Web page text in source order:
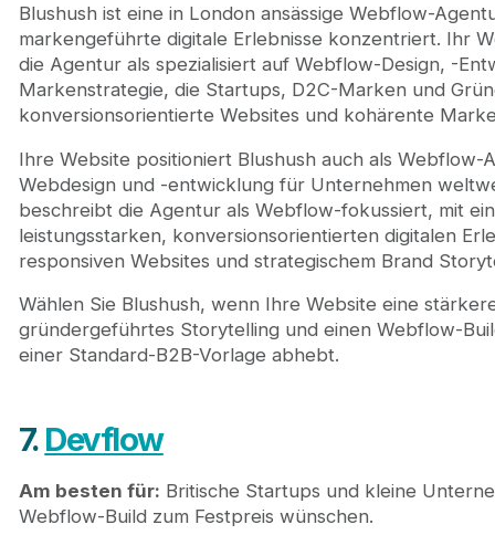
Blushush ist eine in London ansässige Webflow-
markengeführte digitale Erlebnisse konzentriert. Ihr
die Agentur als spezialisiert auf Webflow-Design, -
Markenstrategie, die Startups, D2C-Marken und
konversionsorientierte Websites und kohärente
Ihre Website positioniert Blushush auch als Webflow-
Webdesign und -entwicklung für Unternehmen
beschreibt die Agentur als Webflow-fokussiert, mit
leistungsstarken, konversionsorientierten digitalen
responsiven Websites und strategischem Brand
Wählen Sie Blushush, wenn Ihre Website eine
gründergeführtes Storytelling und einen Webflow-
einer Standard-B2B-Vorlage abhebt.
7. Devflow
Am besten für: Britische Startups und kleine
Webflow-Build zum Festpreis wünschen.